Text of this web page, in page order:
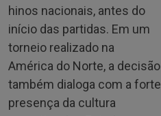
hinos nacionais, antes do
início das partidas. Em um
torneio realizado na
América do Norte, a decisão
também dialoga com a forte
presença da cultura